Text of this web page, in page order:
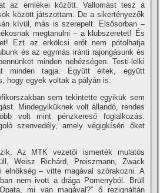
az emlékei között. Vallomást tesz a
között játszottam. De a sikertényezők
kí­vül, más is szerepelt. Elsősorban –
megtanulni – a klubszeretet! És
Ezt az erkölcsi erőt nem pótolhatja
és az egymás iránti rajongásunk és
minden nehézségen. Testi-lelki
tagja. Együtt éltek, együtt
hogy egyek voltak a pályán is.
sem tekintette egyikük sem
Mindegyiküknek volt állandó, rendes
volt mint pénzkereső foglalkozás:
szenvedély, amely végigkí­séri őket
Az MTK vezetői ismerték mulatós
Weisz Richárd, Preiszmann, Zwack
– vitte magával szórakozni. A
nem ivott a drága Pomerryból. Brüll
mi van magával?” ő rezignáltán